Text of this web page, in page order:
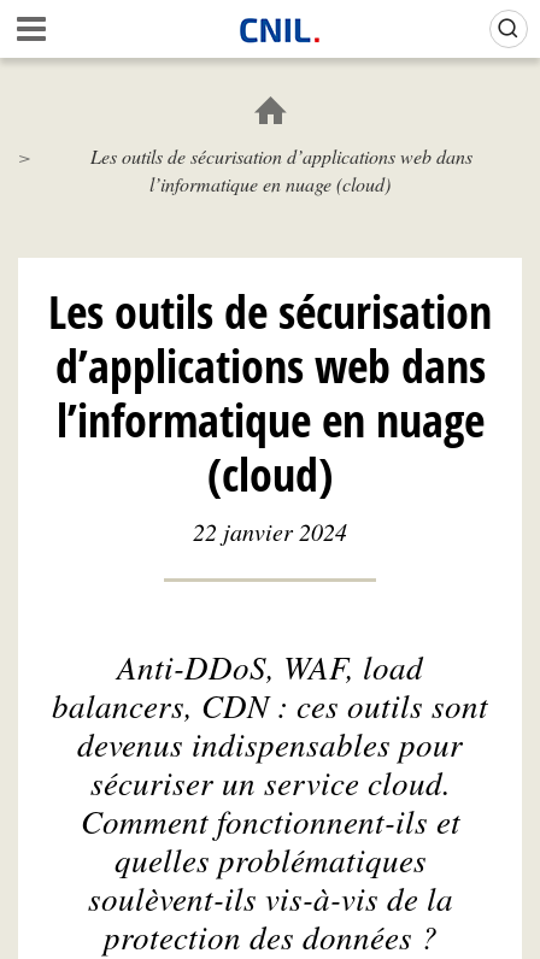
Aller
au
contenu
c
i
l
N
L
Les outils de sécurisation d’applications web dans
l’informatique en nuage (cloud)
Les outils de sécurisation
d’applications web dans
l’informatique en nuage
(cloud)
22 janvier 2024
Anti-DDoS, WAF, load
balancers, CDN : ces outils sont
devenus indispensables pour
sécuriser un service cloud.
Comment fonctionnent-ils et
quelles problématiques
soulèvent-ils vis-à-vis de la
protection des données ?
Gestion de vos préférences sur les cookies (témoins de connexion)